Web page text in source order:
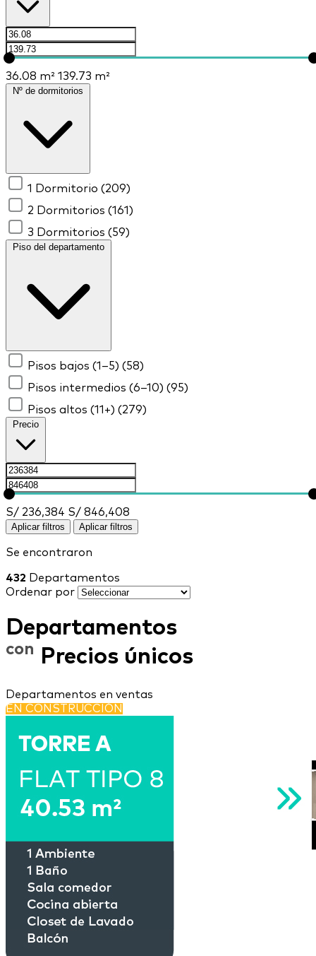
36.08 m² 139.73 m²
Nº de dormitorios
1 Dormitorio (209)
2 Dormitorios (161)
3 Dormitorios (59)
Piso del departamento
Pisos bajos (1–5) (58)
Pisos intermedios (6–10) (95)
Pisos altos (11+) (279)
Precio
S/ 236,384 S/ 846,408
Aplicar filtros Aplicar filtros
Se encontraron
432 Departamentos
Ordenar por
Departamentos
con Precios únicos
Departamentos en ventas
EN CONSTRUCCIÓN